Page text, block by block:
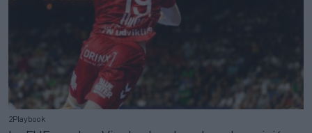
2Playbook